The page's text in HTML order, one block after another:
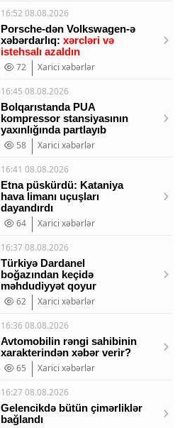
16:52 08.08.2026
Porsche-dən Volkswagen-ə
xəbərdarlıq: xərcləri və
istehsalı azaldın
72
Xarici xəbərlər
16:45 08.08.2026
Bolqarıstanda PUA
kompressor stansiyasının
yaxınlığında partlayıb
58
Xarici xəbərlər
16:41 08.08.2026
Etna püskürdü: Kataniya
hava limanı uçuşları
dayandırdı
64
Xarici xəbərlər
16:37 08.08.2026
Türkiyə Dardanel
boğazından keçidə
məhdudiyyət qoyur
62
Xarici xəbərlər
16:36 08.08.2026
Avtomobilin rəngi sahibinin
xarakterindən xəbər verir?
65
Xarici xəbərlər
16:27 08.08.2026
Gelencikdə bütün çimərliklər
bağlandı